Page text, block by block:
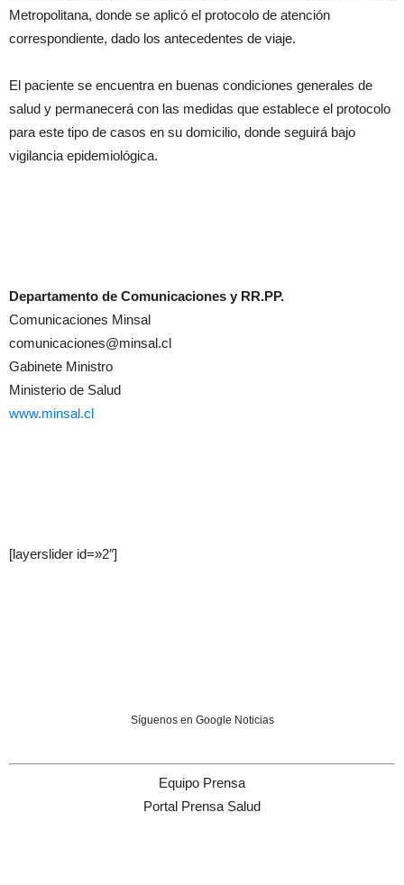
Metropolitana, donde se aplicó el protocolo de atención
correspondiente, dado los antecedentes de viaje.
El paciente se encuentra en buenas condiciones generales de
salud y permanecerá con las medidas que establece el protocolo
para este tipo de casos en su domicilio, donde seguirá bajo
vigilancia epidemiológica.
Departamento de Comunicaciones y RR.PP.
Comunicaciones Minsal
comunicaciones@minsal.cl
Gabinete Ministro
Ministerio de Salud
www.minsal.cl
[layerslider id=»2″]
Síguenos en Google Noticias
Equipo Prensa
Portal Prensa Salud